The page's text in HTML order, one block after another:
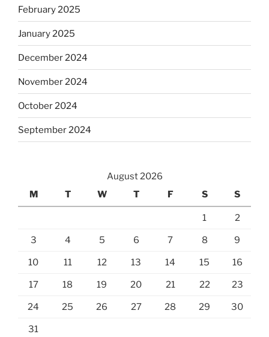
February 2025
January 2025
December 2024
November 2024
October 2024
September 2024
August 2026
M
T W T F S S
1 2
3 4 5 6 7 8 9
10 11 12 13 14 15 16
17 18 19 20 21 22 23
24 25 26 27 28 29 30
31